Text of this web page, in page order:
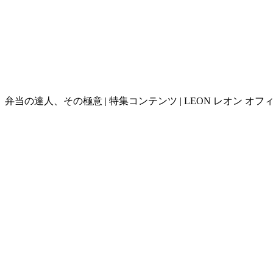
弁当の達人、その極意 | 特集コンテンツ | LEON レオン オフ